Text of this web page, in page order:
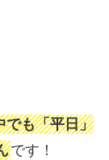
でも「平日」
です！